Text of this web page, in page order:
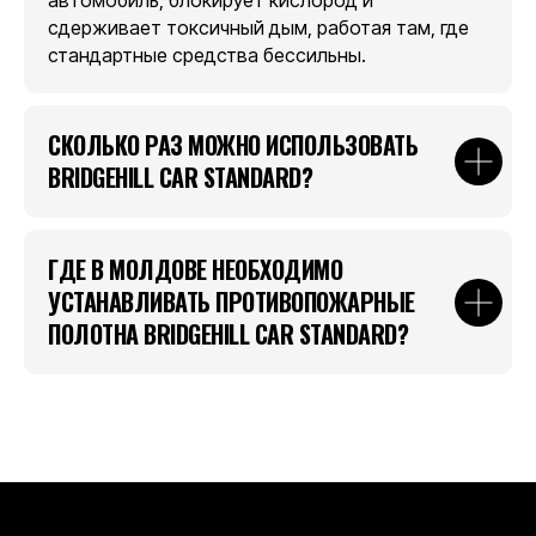
сдерживает токсичный дым, работая там, где
стандартные средства бессильны.
СКОЛЬКО РАЗ МОЖНО ИСПОЛЬЗОВАТЬ
BRIDGEHILL CAR STANDARD?
ГДЕ В МОЛДОВЕ НЕОБХОДИМО
УСТАНАВЛИВАТЬ ПРОТИВОПОЖАРНЫЕ
ПОЛОТНА BRIDGEHILL CAR STANDARD?